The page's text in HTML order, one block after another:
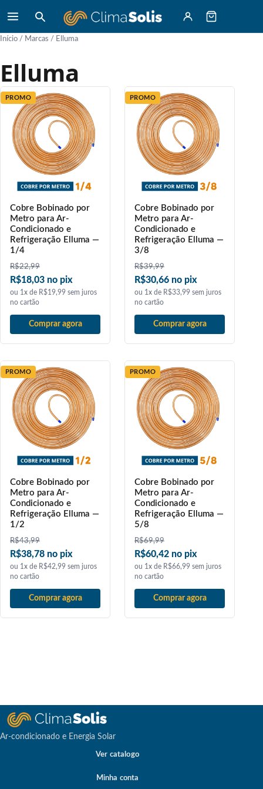
Início / Marcas / Elluma
Elluma
PROMO
Cobre Bobinado por
Metro para Ar-
Condicionado e
Refrigeração Elluma —
1/4
R$22,99
R$18,03 no pix
ou 1x de R$19,99 sem juros
no cartão
Comprar agora
PROMO
Cobre Bobinado por
Metro para Ar-
Condicionado e
Refrigeração Elluma —
3/8
R$39,99
R$30,66 no pix
ou 1x de R$33,99 sem juros
no cartão
Comprar agora
PROMO
Cobre Bobinado por
Metro para Ar-
Condicionado e
Refrigeração Elluma —
1/2
R$43,99
R$38,78 no pix
ou 1x de R$42,99 sem juros
no cartão
Comprar agora
PROMO
Cobre Bobinado por
Metro para Ar-
Condicionado e
Refrigeração Elluma —
5/8
R$69,99
R$60,42 no pix
ou 1x de R$66,99 sem juros
no cartão
Comprar agora
Ar-condicionado e Energia Solar
Ver catalogo
Minha conta